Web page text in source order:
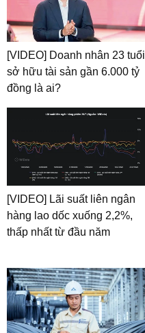
[VIDEO] Doanh nhân 23 tuổi
sở hữu tài sản gần 6.000 tỷ
đồng là ai?
[VIDEO] Lãi suất liên ngân
hàng lao dốc xuống 2,2%,
thấp nhất từ đầu năm